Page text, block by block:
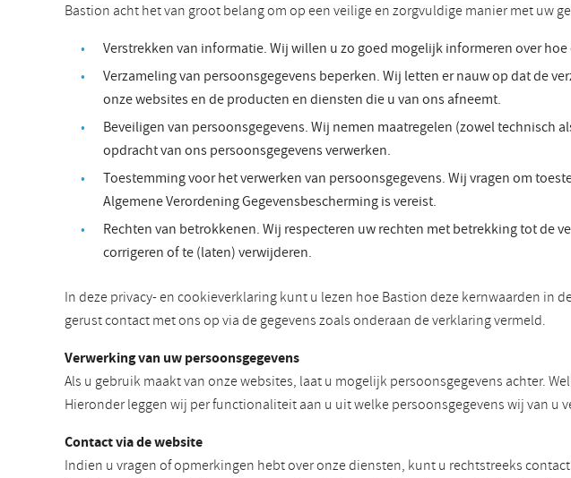
Bastion acht het van groot belang om op een veilige en zorgvuldige manier met uw
Verstrekken van informatie. Wij willen u zo goed mogelijk informeren over
Verzameling van persoonsgegevens beperken. Wij letten er nauw op dat de
onze websites en de producten en diensten die u van ons afneemt.
Beveiligen van persoonsgegevens. Wij nemen maatregelen (zowel technisch
opdracht van ons persoonsgegevens verwerken.
Toestemming voor het verwerken van persoonsgegevens. Wij vragen om
Algemene Verordening Gegevensbescherming is vereist.
Rechten van betrokkenen. Wij respecteren uw rechten met betrekking tot de
corrigeren of te (laten) verwijderen.
In deze privacy- en cookieverklaring kunt u lezen hoe Bastion deze kernwaarden in
gerust contact met ons op via de gegevens zoals onderaan de verklaring vermeld.
Verwerking van uw persoonsgegevens
Als u gebruik maakt van onze websites, laat u mogelijk persoonsgegevens achter.
Hieronder leggen wij per functionaliteit aan u uit welke persoonsgegevens wij van u
Contact via de website
Indien u vragen of opmerkingen hebt over onze diensten, kunt u rechtstreeks